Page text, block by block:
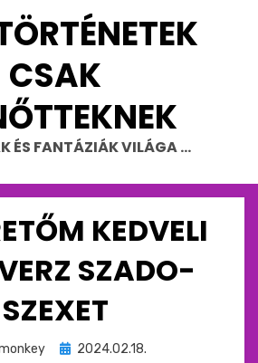
CSAK
ÉS FANTÁZIÁK VILÁGA …
KEDVELI
SZADO-
SZEXET
Beküldve
2024.02.18.